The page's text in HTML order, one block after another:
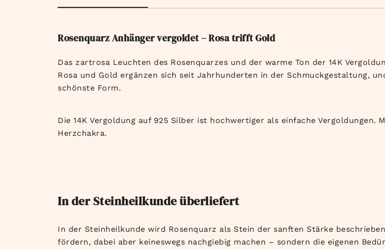
Rosenquarz Anhänger vergoldet – Rosa trifft Gold
Das zartrosa Leuchten des Rosenquarzes und der warme Ton der 14K
Rosa und Gold ergänzen sich seit Jahrhunderten in der Schmuckgestaltung,
schönste Form.
Die 14K Vergoldung auf 925 Silber ist hochwertiger als einfache Vergoldungen.
Herzchakra.
In der Steinheilkunde überliefert
In der Steinheilkunde wird Rosenquarz als Stein der sanften Stärke
fördern, dabei aber keineswegs nachgiebig machen – sondern die eigenen